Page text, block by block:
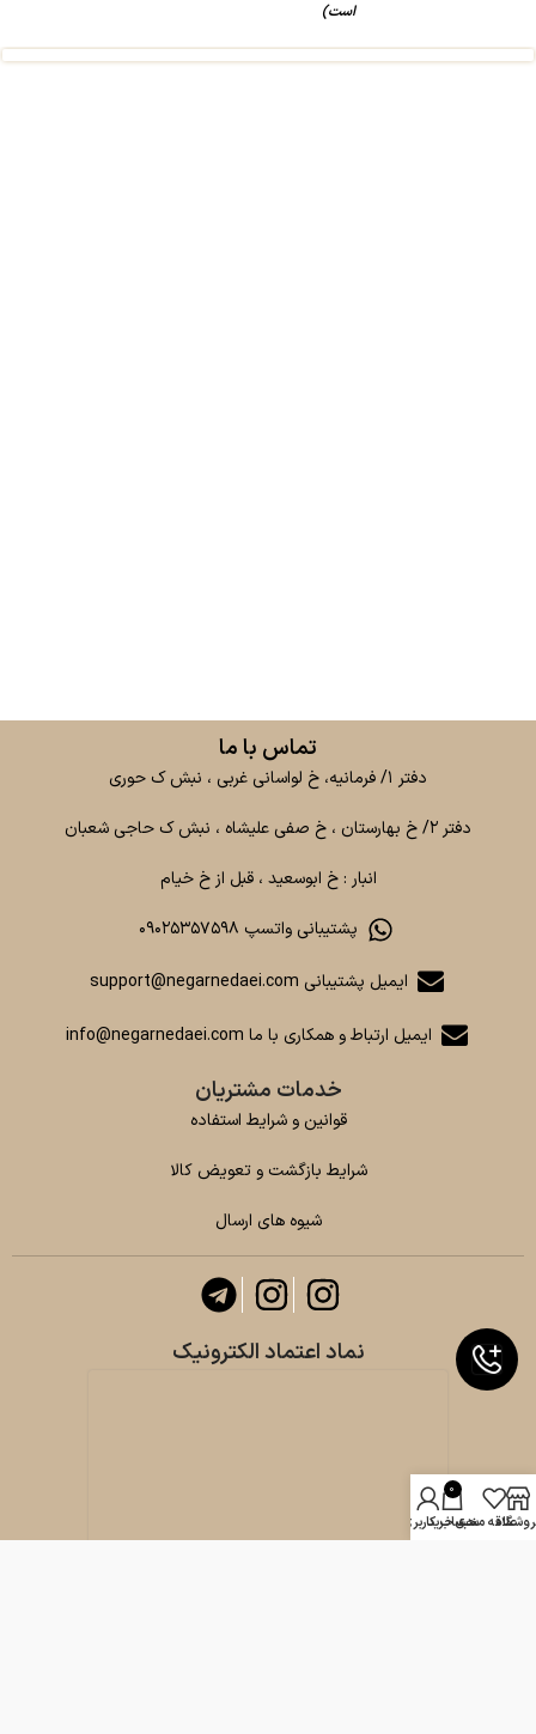
است)
تماس با ما
دفتر ۱/ فرمانیه، خ لواسانی غربی ، نبش ک حوری
دفتر ۲/ خ بهارستان ، خ صفی علیشاه ، نبش ک حاجی شعبان
انبار : خ ابوسعید ، قبل از خ خیام
پشتیبانی واتسپ ۰۹۰۲۵۳۵۷۵۹۸
ایمیل پشتیبانی support@negarnedaei.com
ایمیل ارتباط و همکاری با ما info@negarnedaei.com
خدمات مشتریان
قوانین و شرایط استفاده
شرایط بازگشت و تعویض کالا
شیوه های ارسال
نماد اعتماد الکترونیک
علاقه مندی
0
سبد خرید
حساب کاربری من